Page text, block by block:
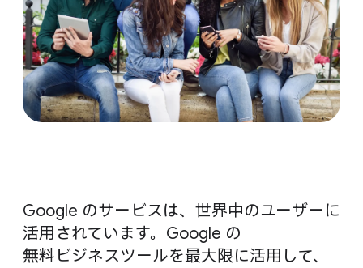
Google の​サービスは、​世界中の​ユーザーに​
活用されています。​Google の​
無料ビジネスツールを​最大限に​活用して、​